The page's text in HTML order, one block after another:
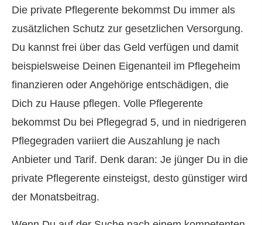
Die private Pfle­ge­ren­te bekommst Du immer als
zusätzlichen Schutz zur gesetzlichen Versorgung.
Du kannst frei über das Geld verfügen und damit
beispielsweise Deinen Eigenanteil im Pflegeheim
finanzieren oder Angehörige entschädigen, die
Dich zu Hause pflegen. Volle Pfle­ge­ren­te
bekommst Du bei Pflegegrad 5, und in niedrigeren
Pflegegraden variiert die Auszahlung je nach
Anbieter und Tarif. Denk daran: Je jünger Du in die
private Pfle­ge­ren­te einsteigst, desto günstiger wird
der Monatsbeitrag.